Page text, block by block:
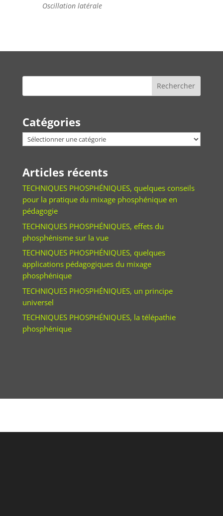
Oscillation latérale
Catégories
Catégories
Articles récents
TECHNIQUES PHOSPHÉNIQUES, quelques conseils
pour la pratique du mixage phosphénique en
pédagogie
TECHNIQUES PHOSPHÉNIQUES, effets du
phosphénisme sur la vue
TECHNIQUES PHOSPHÉNIQUES, quelques
applications pédagogiques du mixage
phosphénique
TECHNIQUES PHOSPHÉNIQUES, un principe
universel
TECHNIQUES PHOSPHÉNIQUES, la télépathie
phosphénique